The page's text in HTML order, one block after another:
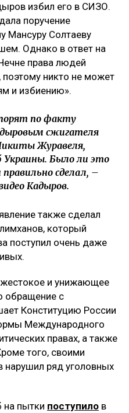
избил его в СИЗО.
поручение
Мансуру Солтаеву
Однако в ответ на
права людей
никто не может
и избиению».
по факту
сжигателя
Журавеля,
Украины. Было ли это
сделал, –
Кадыров.
также сделал
который
поступил очень даже
и унижающее
обращение с
Конституцию России
Международного
правах, а также
того, своими
ряд уголовных
пытки поступило в